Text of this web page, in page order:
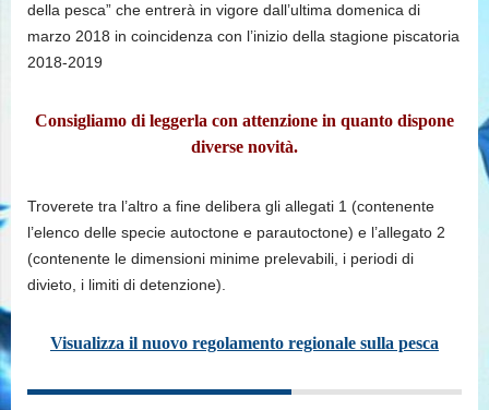
della pesca” che entrerà in vigore dall’ultima domenica di
marzo 2018 in coincidenza con l’inizio della stagione piscatoria
2018-2019
Consigliamo di leggerla con attenzione in quanto dispone
diverse novità.
Troverete tra l’altro a fine delibera gli allegati 1 (contenente
l’elenco delle specie autoctone e parautoctone) e l’allegato 2
(contenente le dimensioni minime prelevabili, i periodi di
divieto, i limiti di detenzione).
Visualizza il nuovo regolamento regionale sulla pesca